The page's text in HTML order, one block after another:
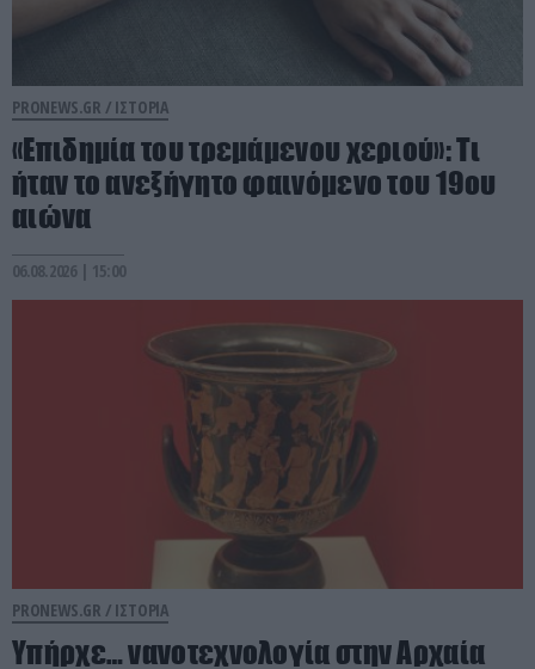
PRONEWS.GR / ΙΣΤΟΡΙΑ
«Επιδημία του τρεμάμενου χεριού»: Τι
ήταν το ανεξήγητο φαινόμενο του 19ου
αιώνα
06.08.2026 | 15:00
PRONEWS.GR / ΙΣΤΟΡΙΑ
Υπήρχε… νανοτεχνολογία στην Αρχαία